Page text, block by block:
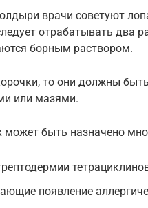
врачи советуют
отрабатывать два
борным раствором.
то они должны
или мазями.
может быть назначено
появление